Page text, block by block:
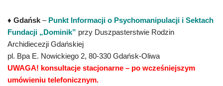
♦ Gdańsk – Punkt Informacji o Psychomanipulacji i Sektach
Fundacji „Dominik” przy Duszpasterstwie Rodzin
Archidiecezji Gdańskiej
pl. Bpa E. Nowickiego 2, 80-330 Gdańsk-Oliwa
UWAGA! konsultacje stacjonarne – po wcześniejszym
umówieniu telefonicznym.